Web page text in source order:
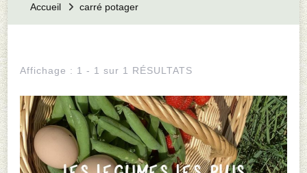
Accueil carré potager
Affichage : 1 - 1 sur 1 RÉSULTATS